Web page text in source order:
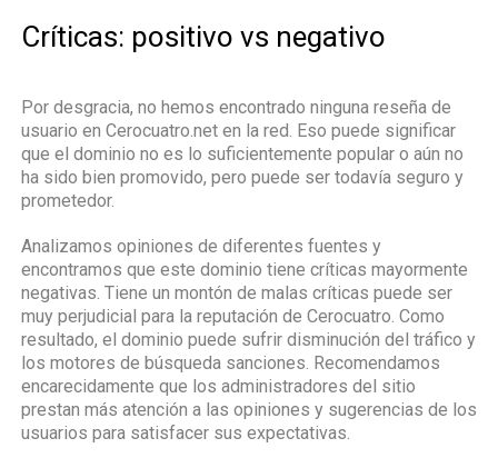
Críticas: positivo vs negativo
Por desgracia, no hemos encontrado ninguna reseña de
usuario en Cerocuatro.net en la red. Eso puede significar
que el dominio no es lo suficientemente popular o aún no
ha sido bien promovido, pero puede ser todavía seguro y
prometedor.
Analizamos opiniones de diferentes fuentes y
encontramos que este dominio tiene críticas mayormente
negativas. Tiene un montón de malas críticas puede ser
muy perjudicial para la reputación de Cerocuatro. Como
resultado, el dominio puede sufrir disminución del tráfico y
los motores de búsqueda sanciones. Recomendamos
encarecidamente que los administradores del sitio
prestan más atención a las opiniones y sugerencias de los
usuarios para satisfacer sus expectativas.